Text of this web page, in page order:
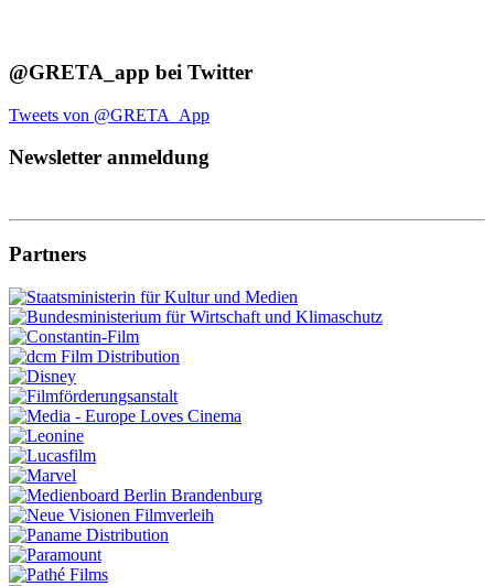
@GRETA_app bei Twitter
Tweets von @GRETA_App
Newsletter anmeldung
Partners